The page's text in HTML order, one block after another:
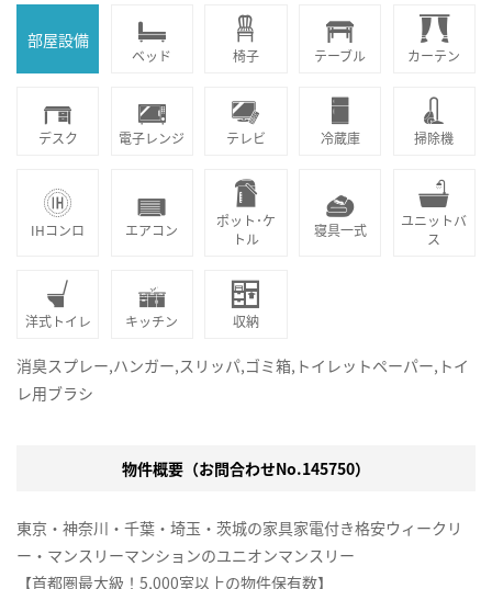
部屋設備
ベッド 椅子 テーブル カーテン
デスク 電子レンジ テレビ 冷蔵庫 掃除機
IHコンロ エアコン
ポット･ケ
トル
寝具一式
ユニットバ
ス
洋式トイレ キッチン 収納
消臭スプレー,ハンガー,スリッパ,ゴミ箱,トイレットペーパー,トイ
レ用ブラシ
物件概要（お問合わせNo.145750）
東京・神奈川・千葉・埼玉・茨城の家具家電付き格安ウィークリ
ー・マンスリーマンションのユニオンマンスリー
【首都圏最大級！5,000室以上の物件保有数】